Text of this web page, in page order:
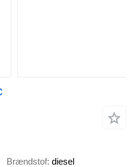
Brændstof diesel